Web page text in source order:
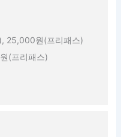
25,000원(프리패스)
(프리패스)